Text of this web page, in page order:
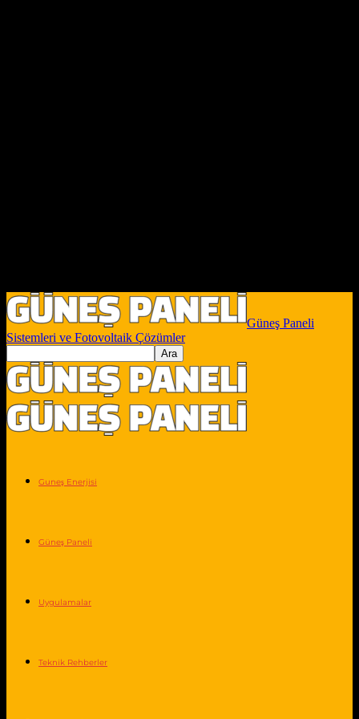
Güneş Paneli
Sistemleri ve Fotovoltaik Çözümler
Guneş Enerjisi
Güneş Paneli
Uygulamalar
Teknik Rehberler